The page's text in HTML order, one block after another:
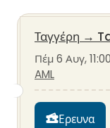
Ταγγέρη →
Πέμ 6 Αυγ, 11:00
AML
Ερευνα